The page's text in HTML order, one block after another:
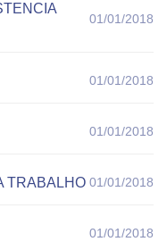
01/01/2018
01/01/2018
01/01/2018
TRABALHO 01/01/2018
01/01/2018